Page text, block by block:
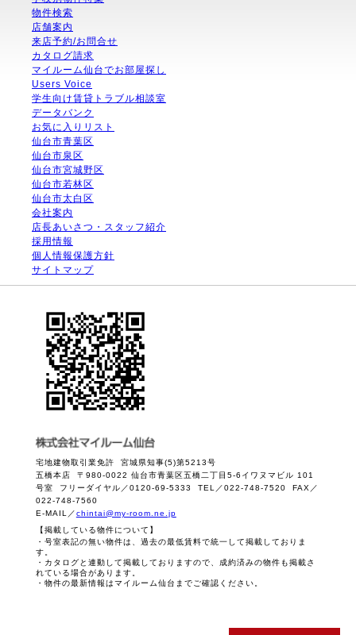
物件検索
店舗案内
来店予約/お問合せ
カタログ請求
マイルーム仙台でお部屋探し
Users Voice
学生向け賃貸トラブル相談室
データバンク
お気に入りリスト
仙台市青葉区
仙台市泉区
仙台市宮城野区
仙台市若林区
仙台市太白区
会社案内
店長あいさつ・スタッフ紹介
採用情報
個人情報保護方針
サイトマップ
宅地建物取引業免許 宮城県知事(5)第5213号
五橋本店 〒980-0022 仙台市青葉区五橋二丁目5-6イワヌマビル 101
号室 フリーダイヤル／0120-69-5333 TEL／022-748-7520 FAX／
022-748-7560
E-MAIL／chintai@my-room.ne.jp
【掲載している物件について】
・号室表記の無い物件は、過去の最低賃料で統一して掲載しておりま
す。
・カタログと連動して掲載しておりますので、成約済みの物件も掲載さ
れている場合があります。
・物件の最新情報はマイルーム仙台までご確認ください。